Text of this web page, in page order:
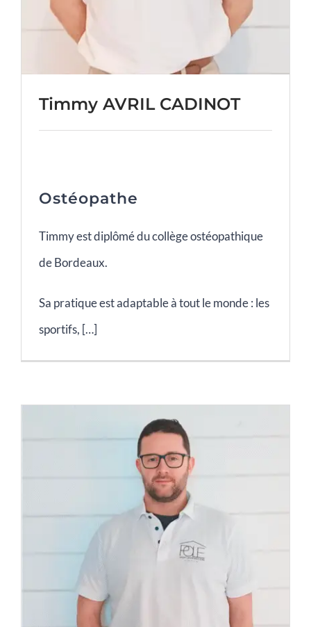
Timmy AVRIL CADINOT
Ostéopathe
Timmy est diplômé du collège ostéopathique
de Bordeaux.
Sa pratique est adaptable à tout le monde : les
sportifs, […]